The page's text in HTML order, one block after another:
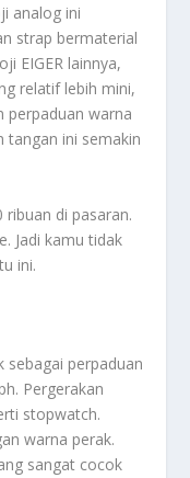
analog ini
strap bermaterial
EIGER lainnya,
relatif lebih mini,
perpaduan warna
tangan ini semakin
di pasaran.
Jadi kamu tidak
ini.
sebagai perpaduan
Pergerakan
stopwatch.
warna perak.
sangat cocok